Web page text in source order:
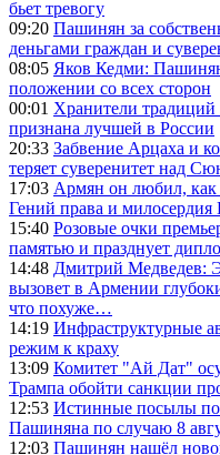
бьет тревогу
09:20 Пашинян за
деньгами граждан и
08:05 Яков Кедми:
положении со всех сторон
00:01 Хранители традиций
признана лучшей в России
20:33 Забвение Арцаха и
теряет суверенитет над
17:03 Армян он любил, как
Гений права и
15:40 Розовые очки
памятью и празднует
14:48 Дмитрий Медведев:
вызовет в Армении
что похуже…
14:19 Инфраструктурные
режим к краху
13:09 Комитет "Ай Дат"
Трампа обойти санкции
12:53 Истинные посылы
Пашиняна по случаю 8
12:03 Пашинян нашёл